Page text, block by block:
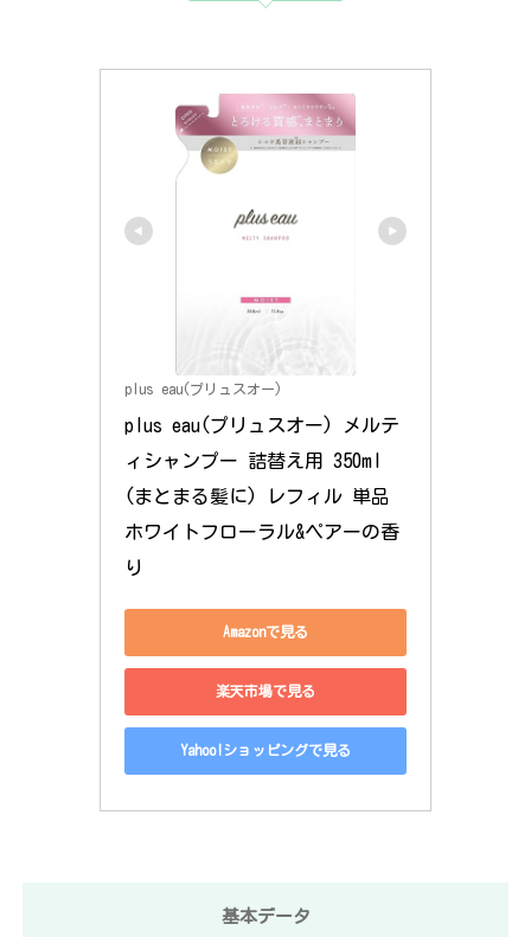
plus eau(プリュスオー)
plus eau(プリュスオー) メルテ
ィシャンプー 詰替え用 350ml
(まとまる髪に) レフィル 単品
ホワイトフローラル&ペアーの香
り
Amazonで見る
楽天市場で見る
Yahoo!ショッピングで見る
基本データ